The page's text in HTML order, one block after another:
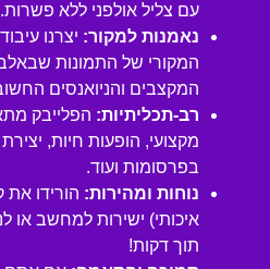
עם צליל אולפני ללא פשרות.
נאמנות למקור: יצרנו
המקורי של התמונות
המקצבים והניואנסים
רב-תכליתיות: הפלייבק
מקצועי, הופעות חיות,
בפרסומות ועוד.
נוחות ומהירות:
איכותי) ישירות למחשב או
תוך דקות!